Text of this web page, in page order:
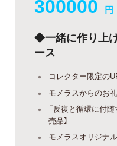
円
◆一緒に作り上
ース
コレクター限定の
モメラスからのお礼
『反復と循環に付
売品】
モメラスオリジナル